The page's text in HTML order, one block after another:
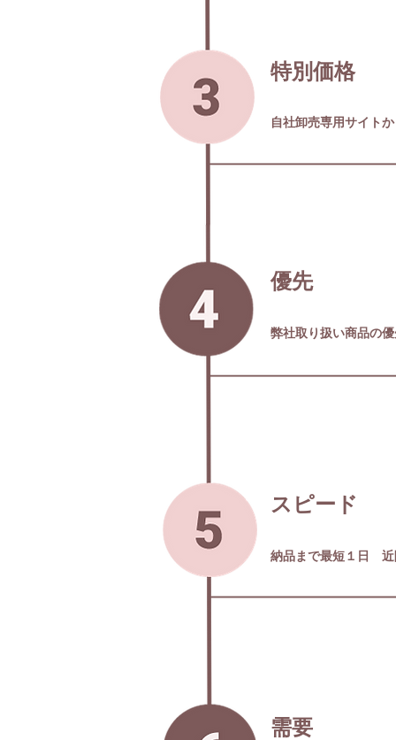
​優先
弊社取り扱い商品の
スピード
納品まで最短１日 近
需要
​特別価格
自社卸売専用サイト